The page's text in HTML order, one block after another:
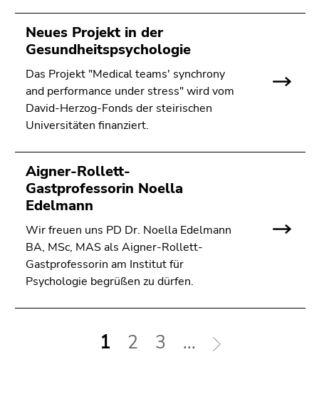
Neues Projekt in der
Gesundheitspsychologie
Das Projekt "Medical teams' synchrony
and performance under stress" wird vom
David-Herzog-Fonds der steirischen
Universitäten finanziert.
Aigner-Rollett-
Gastprofessorin Noella
Edelmann
Wir freuen uns PD Dr. Noella Edelmann
BA, MSc, MAS als Aigner-Rollett-
Gastprofessorin am Institut für
Psychologie begrüßen zu dürfen.
1 2 3 ...